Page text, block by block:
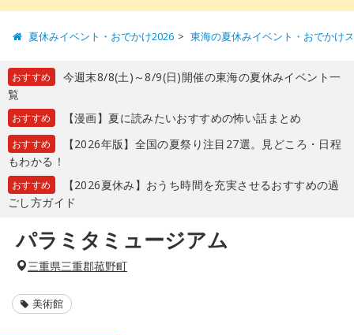
夏休みイベント・おでかけ2026 東海の夏休みイベント・おでかけ
おすすめ
今週末8/8(土)～8/9(日)開催の東海の夏休みイベント一
覧
おすすめ 【漫画】夏に読みたいおすすめの怖い話まとめ
おすすめ
【2026年版】全国の夏祭り注目27選。見どころ・日程
もわかる！
おすすめ
【2026夏休み】おうち時間を充実させるおすすめの過
ごし方ガイド
パラミタミュージアム
三重県三重郡菰野町
美術館